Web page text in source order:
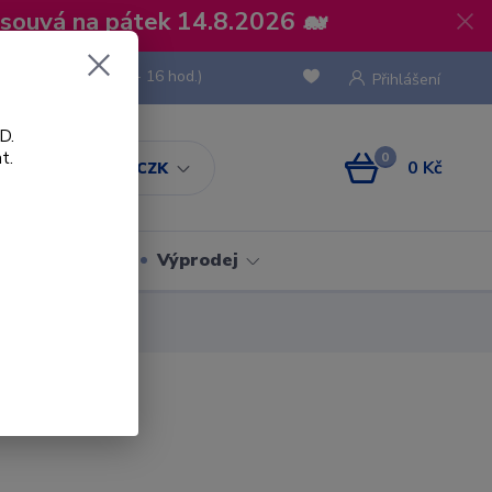
na pátek 14.8.2026 🐋
CZK
Přihlášení
(Po-Pá, 8 - 16 hod.)
0 0 Kč
Výprodej